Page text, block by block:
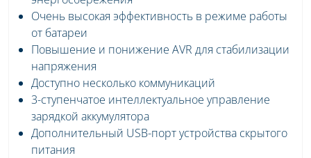
Очень высокая эффективность в режиме работы
от батареи
Повышение и понижение AVR для стабилизации
напряжения
Доступно несколько коммуникаций
3-ступенчатое интеллектуальное управление
зарядкой аккумулятора
Дополнительный USB-порт устройства скрытого
питания